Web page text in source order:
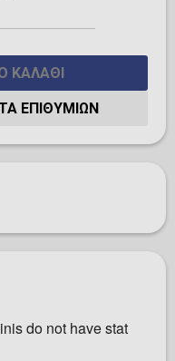
ΚΑΛΆΘΙ
ΕΠΙΘΥΜΙΏΝ
do not have stat